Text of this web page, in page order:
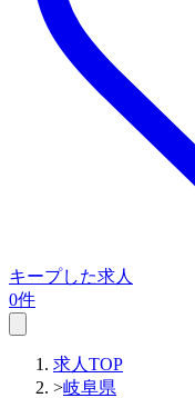
キープした求人
0件
求人TOP
>岐阜県